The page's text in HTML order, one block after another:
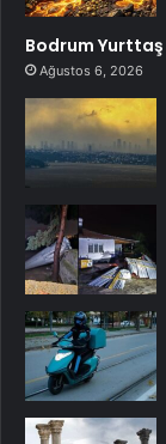
Bodrum
Ağustos 6, 2026